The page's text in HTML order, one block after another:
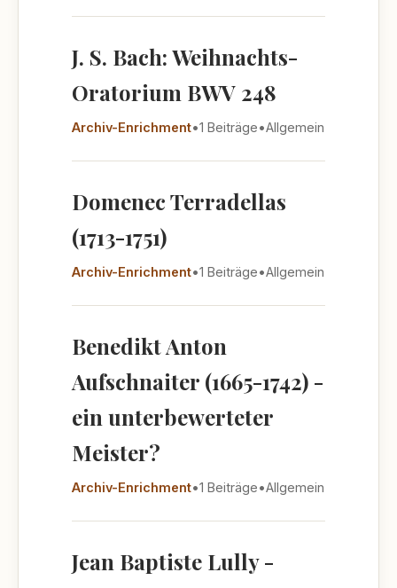
J. S. Bach: Weihnachts-
Oratorium BWV 248
Archiv-Enrichment•1 Beiträge•Allgemein
Domenec Terradellas
(1713-1751)
Archiv-Enrichment•1 Beiträge•Allgemein
Benedikt Anton
Aufschnaiter (1665-1742) -
ein unterbewerteter
Meister?
Archiv-Enrichment•1 Beiträge•Allgemein
Jean Baptiste Lully -